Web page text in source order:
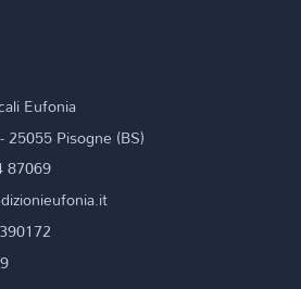
Eufonia
25055 Pisogne (BS)
87069